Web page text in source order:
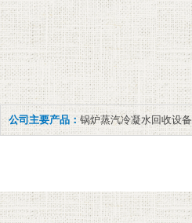
公司主要产品：锅炉蒸汽冷凝水回收设备